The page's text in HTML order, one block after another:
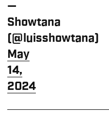
—
Showtana
(@luisshowtana)
May
14,
2024